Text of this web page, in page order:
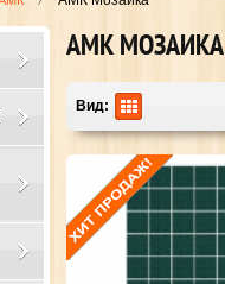
АМК МОЗАИКА
Вид: